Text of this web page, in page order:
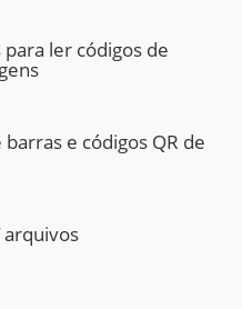
ler códigos de
e códigos QR de
arquivos